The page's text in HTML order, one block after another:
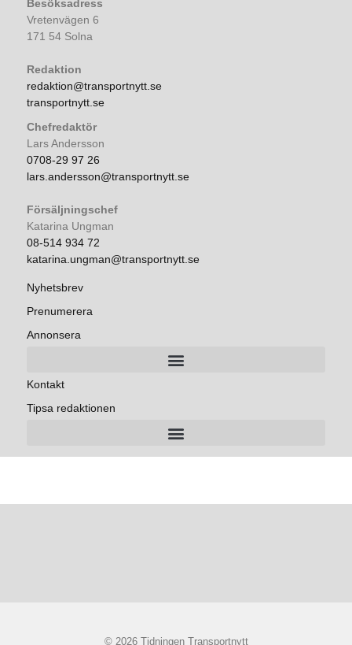
Besöksadress
Vretenvägen 6
171 54 Solna
Redaktion
redaktion@transportnytt.se
transportnytt.se
Chefredaktör
Lars Andersson
0708-29 97 26
lars.andersson@transportnytt.se
Försäljningschef
Katarina Ungman
08-514 934 72
katarina.ungman@transportnytt.se
Nyhetsbrev
Prenumerera
Annonsera
Kontakt
Tipsa redaktionen
© 2026 Tidningen Transportnytt